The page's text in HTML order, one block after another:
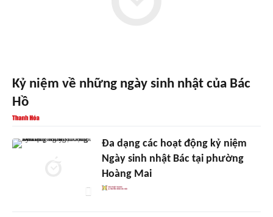
Kỷ niệm về những ngày sinh nhật của Bác
Hồ
Đa dạng các hoạt động kỷ niệm
Ngày sinh nhật Bác tại phường
Hoàng Mai